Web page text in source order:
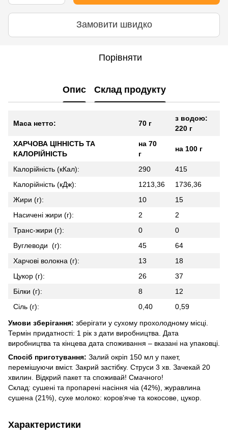
Замовити швидко
Порівняти
Опис Склад продукту
Маса нетто: 70 г
з водою:
220 г
ХАРЧОВА ЦІННІСТЬ ТА
КАЛОРІЙНІСТЬ
на 70
г
на 100 г
Калорійність (кКал): 290
415
Калорійність (кДж):
1213,36
1736,36
Жири (г):
10
15
Насичені жири (г):
2
2
Транс-жири (г):
0
0
Вуглеводи (г):
45
64
Харчові волокна (г):
13
18
Цукор (г):
26
37
Білки (г):
8
12
Сіль (г):
0,40
0,59
Умови зберігання: зберігати у сухому прохолодному місці.
Термін придатності: 1 рік з дати виробництва. Дата
виробництва та кінцева дата споживання – вказані на упаковці.
Спосіб приготування: Залий окріп 150 мл у пакет,
перемішуючи вміст. Закрий застібку. Струси 3 хв. Зачекай 20
хвилин. Відкрий пакет та споживай! Смачного!
Склад: сушені та пропарені насіння чіа (42%), журавлина
сушена (21%), сухе молоко: коров’яче та кокосове, цукор.
Характеристики